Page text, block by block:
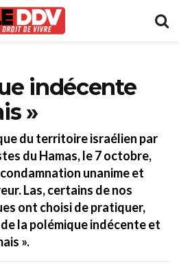
indécente
»
du territoire israélien par
du Hamas, le 7 octobre,
unanime et
Las, certains de nos
ont choisi de pratiquer,
de la polémique indécente et
».